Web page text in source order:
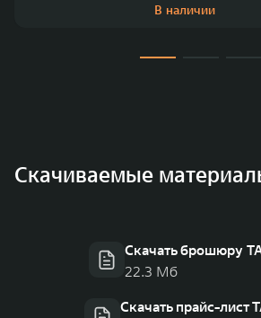
В наличии
Скачиваемые
Скачать брошюру
22.3 Мб
Скачать прайс-лист